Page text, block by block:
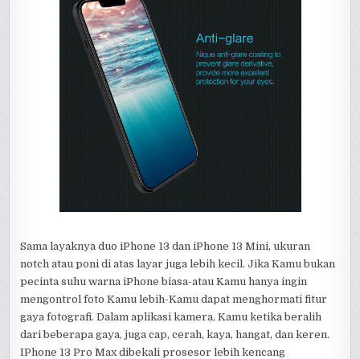
Sama layaknya duo iPhone 13 dan iPhone 13 Mini, ukuran
notch atau poni di atas layar juga lebih kecil. Jika Kamu bukan
pecinta suhu warna iPhone biasa-atau Kamu hanya ingin
mengontrol foto Kamu lebih-Kamu dapat menghormati fitur
gaya fotografi. Dalam aplikasi kamera, Kamu ketika beralih
dari beberapa gaya, juga cap, cerah, kaya, hangat, dan keren.
IPhone 13 Pro Max dibekali prosesor lebih kencang